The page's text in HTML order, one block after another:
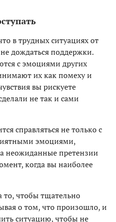
в трудных ситуациях от
дождаться поддержки.
с эмоциями других
их как помеху и
вы рискуете
не так и сами
справляться не только с
эмоциями,
неожиданные претензии
когда вы наиболее
то, чтобы тщательно
о том, что произошло, и
ситуацию, чтобы не